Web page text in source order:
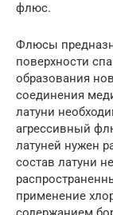
флюс.
Флюсы
поверхности
образования
соединения
латуни
агрессивный
латуней нужен
состав латуни
применение